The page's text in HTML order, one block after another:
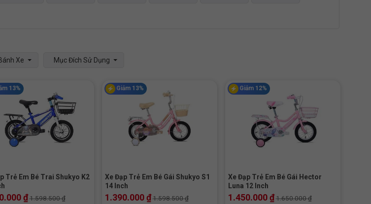
Xe Mục Đích Sử Dụng
13%
Trẻ Em Bé Trai Shukyo K2
₫1.598.500₫
Giảm 13%
Xe Đạp Trẻ Em Bé Gái Shukyo S1
14 Inch
1.390.000₫1.598.500₫
Giảm 12%
Xe Đạp Trẻ Em Bé Gái Hector
Luna 12 Inch
1.450.000₫1.650.000₫